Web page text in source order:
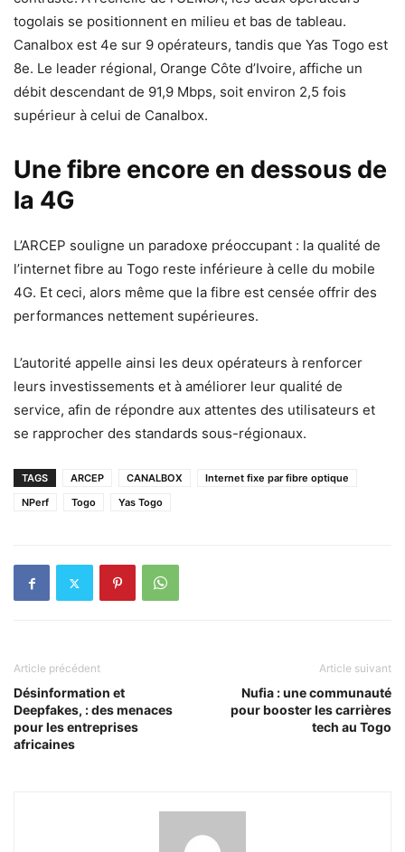
togolais se positionnent en milieu et bas de tableau.
Canalbox est 4e sur 9 opérateurs, tandis que Yas Togo est
8e. Le leader régional, Orange Côte d’Ivoire, affiche un
débit descendant de 91,9 Mbps, soit environ 2,5 fois
supérieur à celui de Canalbox.
Une fibre encore en dessous de
la 4G
L’ARCEP souligne un paradoxe préoccupant : la qualité de
l’internet fibre au Togo reste inférieure à celle du mobile
4G. Et ceci, alors même que la fibre est censée offrir des
performances nettement supérieures.
L’autorité appelle ainsi les deux opérateurs à renforcer
leurs investissements et à améliorer leur qualité de
service, afin de répondre aux attentes des utilisateurs et
se rapprocher des standards sous-régionaux.
TAGS ARCEP CANALBOX
Internet fixe par fibre optique
NPerf
Togo Yas Togo
Article précédent
Désinformation et
Deepfakes, : des menaces
pour les entreprises
africaines
Article suivant
Nufia : une communauté
pour booster les carrières
tech au Togo​